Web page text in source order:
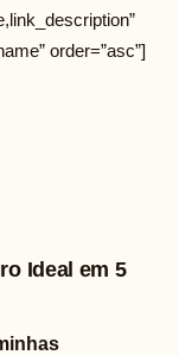
order=”asc”]
Ideal em 5